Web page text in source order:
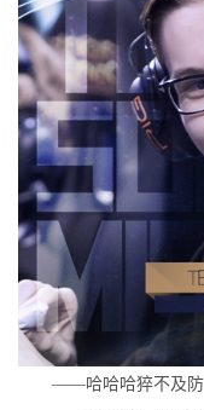
——哈哈哈猝不及防